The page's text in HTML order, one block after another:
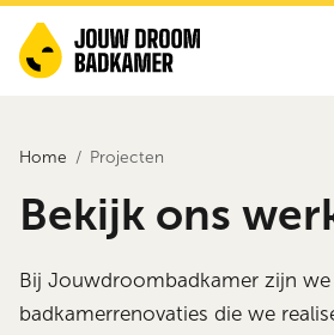
Home Projecten
Bekijk ons
Bij Jouwdroombadkamer zijn
badkamerrenovaties die we